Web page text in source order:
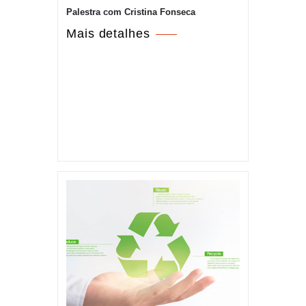
Palestra com Cristina Fonseca
Mais detalhes